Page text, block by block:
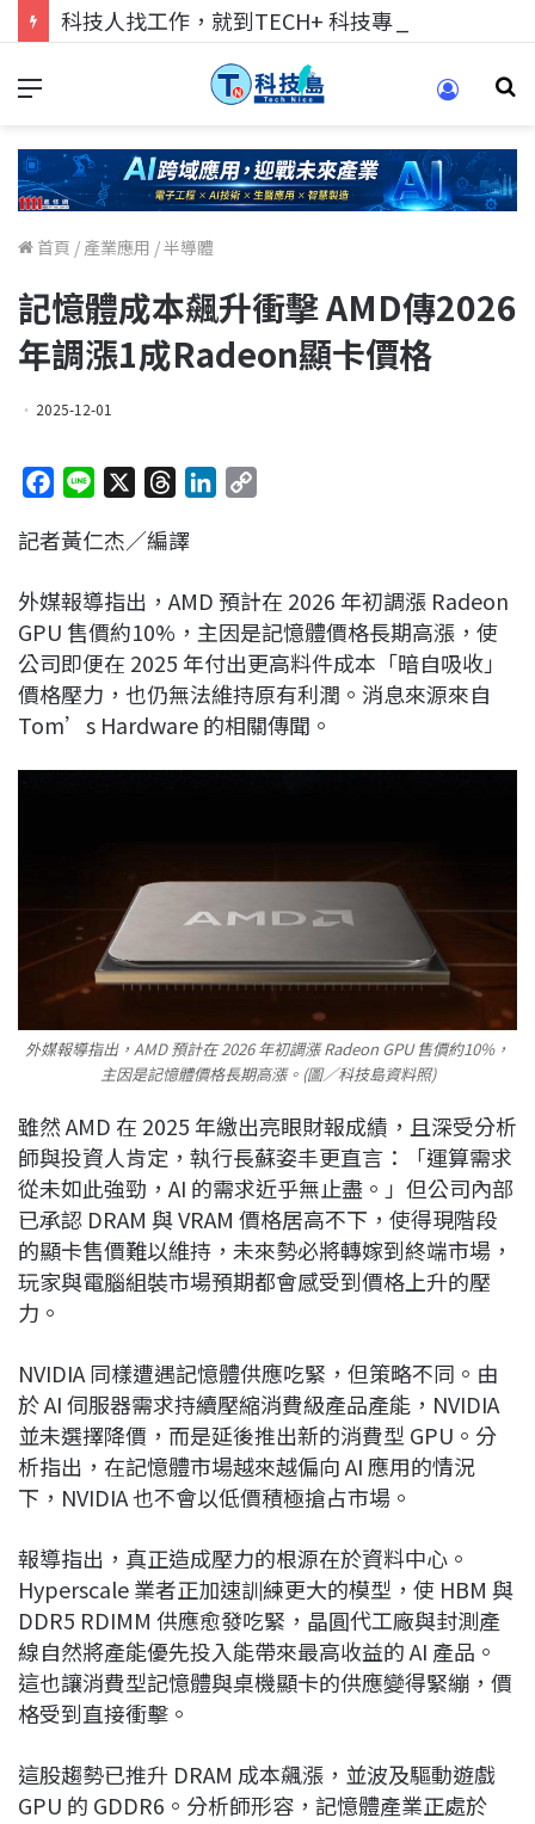
科技人找工作，就到TECH+ 科技專區!
首頁 / 產業應用 /半導體
記憶體成本飆升衝擊 AMD傳2026
年調漲1成Radeon顯卡價格
2025-12-01
c
b
o
o
k
n
r
a
d
s
e
d
I
n
L
i
n
k
記者黃仁杰／編譯
外媒報導指出，AMD 預計在 2026 年初調漲 Radeon
GPU 售價約10%，主因是記憶體價格長期高漲，使
公司即便在 2025 年付出更高料件成本「暗自吸收」
價格壓力，也仍無法維持原有利潤。消息來源來自
Tom’s Hardware 的相關傳聞。
外媒報導指出，AMD 預計在 2026 年初調漲 Radeon GPU 售價約10%，
主因是記憶體價格長期高漲。(圖／科技島資料照)
雖然 AMD 在 2025 年繳出亮眼財報成績，且深受分析
師與投資人肯定，執行長蘇姿丰更直言：「運算需求
從未如此強勁，AI 的需求近乎無止盡。」但公司內部
已承認 DRAM 與 VRAM 價格居高不下，使得現階段
的顯卡售價難以維持，未來勢必將轉嫁到終端市場，
玩家與電腦組裝市場預期都會感受到價格上升的壓
力。
NVIDIA 同樣遭遇記憶體供應吃緊，但策略不同。由
於 AI 伺服器需求持續壓縮消費級產品產能，NVIDIA
並未選擇降價，而是延後推出新的消費型 GPU。分
析指出，在記憶體市場越來越偏向 AI 應用的情況
下，NVIDIA 也不會以低價積極搶占市場。
報導指出，真正造成壓力的根源在於資料中心。
Hyperscale 業者正加速訓練更大的模型，使 HBM 與
DDR5 RDIMM 供應愈發吃緊，晶圓代工廠與封測產
線自然將產能優先投入能帶來最高收益的 AI 產品。
這也讓消費型記憶體與桌機顯卡的供應變得緊繃，價
格受到直接衝擊。
這股趨勢已推升 DRAM 成本飆漲，並波及驅動遊戲
GPU 的 GDDR6。分析師形容，記憶體產業正處於